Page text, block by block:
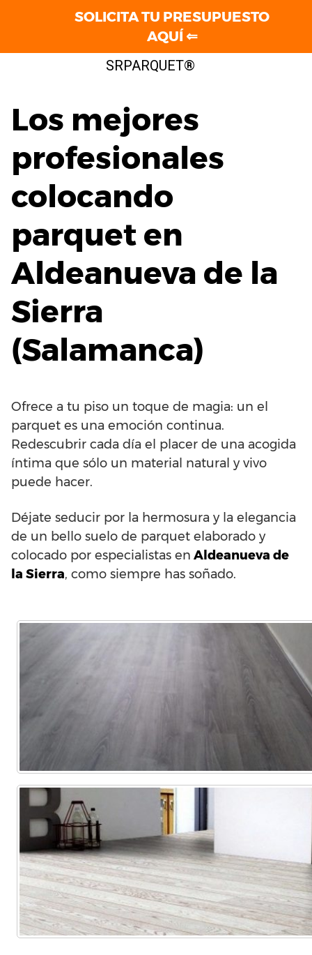
SRPARQUET®
Los mejores
profesionales
colocando
parquet en
Aldeanueva de la
Sierra
(Salamanca)
Ofrece a tu piso un toque de magia: un el
parquet es una emoción continua.
Redescubrir cada día el placer de una acogida
íntima que sólo un material natural y vivo
puede hacer.
Déjate seducir por la hermosura y la elegancia
de un bello suelo de parquet elaborado y
colocado por especialistas en Aldeanueva de
la Sierra, como siempre has soñado.
SOLICITA TU PRESUPUESTO
AQUÍ ⇐